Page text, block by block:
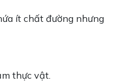
ít chất đường nhưng
thực vật.